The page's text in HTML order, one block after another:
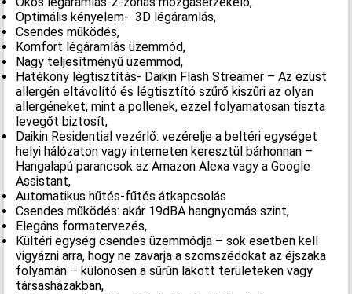
Optimális kényelem- 3D légáramlás,
Csendes működés,
Komfort légáramlás üzemmód,
Nagy teljesítményű üzemmód,
Hatékony légtisztítás- Daikin Flash Streamer – Az ezüst
allergén eltávolító és légtisztító szűrő kiszűri az olyan
allergéneket, mint a pollenek, ezzel folyamatosan tiszta
levegőt biztosít,
Daikin Residential vezérlő: vezérelje a beltéri egységet
helyi hálózaton vagy interneten keresztül bárhonnan –
Hangalapú parancsok az Amazon Alexa vagy a Google
Assistant,
Automatikus hűtés-fűtés átkapcsolás
Csendes működés: akár 19dBA hangnyomás szint,
Elegáns formatervezés,
Kültéri egység csendes üzemmódja – sok esetben kell
vigyázni arra, hogy ne zavarja a szomszédokat az éjszaka
folyamán – különösen a sűrűn lakott területeken vagy
társasházakban,